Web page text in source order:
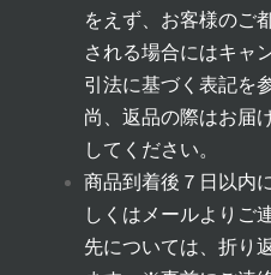
をえず、お客様のご
される場合にはキャ
引法に基づく表記を
尚、返品の際はお届
してください。
商品到着後７日以内
しくはメールよりご
先については、折り